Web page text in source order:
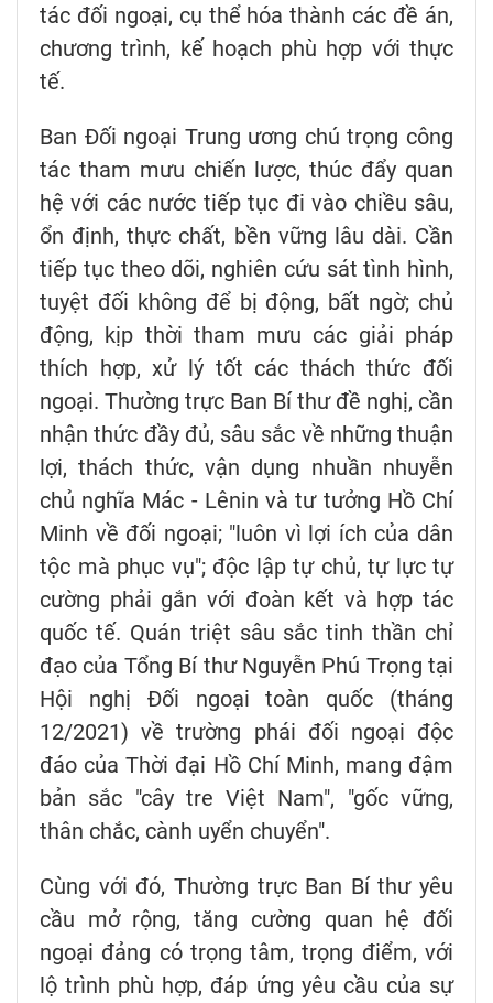
tác đối ngoại, cụ thể hóa thành các đề án,
chương trình, kế hoạch phù hợp với thực
tế.
Ban Đối ngoại Trung ương chú trọng công
tác tham mưu chiến lược, thúc đẩy quan
hệ với các nước tiếp tục đi vào chiều sâu,
ổn định, thực chất, bền vững lâu dài. Cần
tiếp tục theo dõi, nghiên cứu sát tình hình,
tuyệt đối không để bị động, bất ngờ; chủ
động, kịp thời tham mưu các giải pháp
thích hợp, xử lý tốt các thách thức đối
ngoại. Thường trực Ban Bí thư đề nghị, cần
nhận thức đầy đủ, sâu sắc về những thuận
lợi, thách thức, vận dụng nhuần nhuyễn
chủ nghĩa Mác - Lênin và tư tưởng Hồ Chí
Minh về đối ngoại; "luôn vì lợi ích của dân
tộc mà phục vụ"; độc lập tự chủ, tự lực tự
cường phải gắn với đoàn kết và hợp tác
quốc tế. Quán triệt sâu sắc tinh thần chỉ
đạo của Tổng Bí thư Nguyễn Phú Trọng tại
Hội nghị Đối ngoại toàn quốc (tháng
12/2021) về trường phái đối ngoại độc
đáo của Thời đại Hồ Chí Minh, mang đậm
bản sắc "cây tre Việt Nam", "gốc vững,
thân chắc, cành uyển chuyển".
Cùng với đó, Thường trực Ban Bí thư yêu
cầu mở rộng, tăng cường quan hệ đối
ngoại đảng có trọng tâm, trọng điểm, với
lộ trình phù hợp, đáp ứng yêu cầu của sự